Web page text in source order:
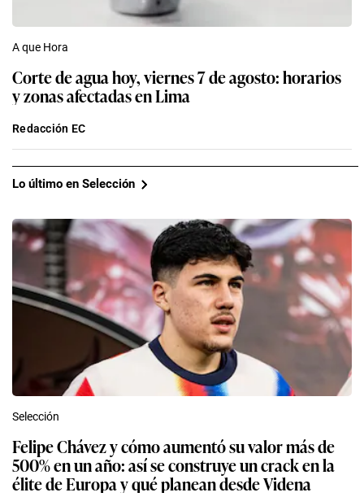
A que Hora
Corte de agua hoy, viernes 7 de agosto: horarios
y zonas afectadas en Lima
Redacción EC
Lo último en Selección
Selección
Felipe Chávez y cómo aumentó su valor más de
500% en un año: así se construye un crack en la
élite de Europa y qué planean desde Videna